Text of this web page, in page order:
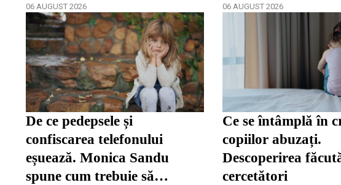
06 AUGUST 2026
de a se dezvolta”
06 AUGUST 2026
De ce pedepsele și
confiscarea telefonului
eșuează. Monica Sandu
spune cum trebuie să
Ce se întâmplă în
copiilor abuzați.
Descoperirea
cercetători